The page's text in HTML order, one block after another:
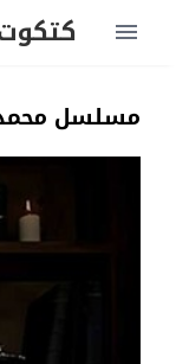
مسلسل محمد